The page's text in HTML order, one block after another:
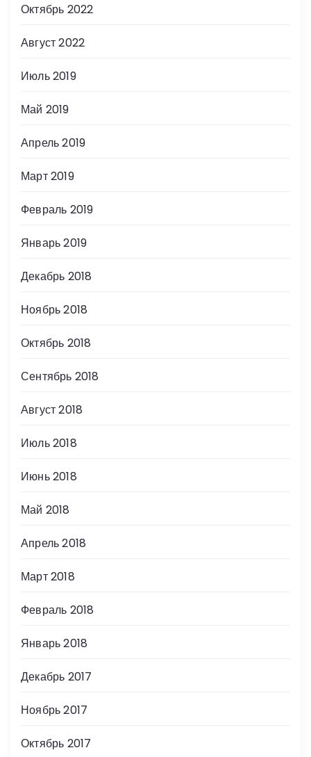
Октябрь 2022
Август 2022
Июль 2019
Май 2019
Апрель 2019
Март 2019
Февраль 2019
Январь 2019
Декабрь 2018
Ноябрь 2018
Октябрь 2018
Сентябрь 2018
Август 2018
Июль 2018
Июнь 2018
Май 2018
Апрель 2018
Март 2018
Февраль 2018
Январь 2018
Декабрь 2017
Ноябрь 2017
Октябрь 2017